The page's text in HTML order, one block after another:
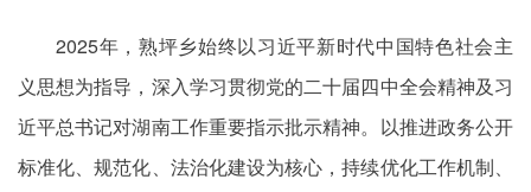
2025年，熟坪乡始终以习近平新时代中国特色社会主
义思想为指导，深入学习贯彻党的二十届四中全会精神及习
近平总书记对湖南工作重要指示批示精神。以推进政务公开
标准化、规范化、法治化建设为核心，持续优化工作机制、